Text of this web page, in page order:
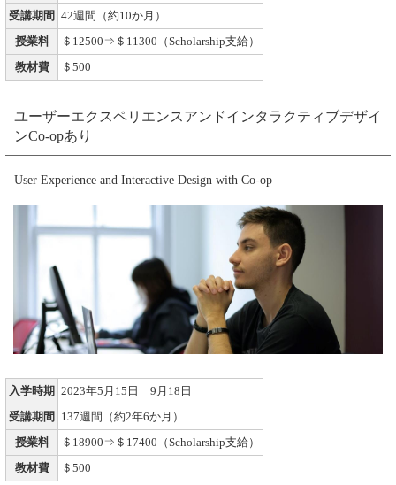
受講期間 42週間（約10か月）
授業料 ＄12500⇒＄11300（Scholarship支給）
教材費 ＄500
ユーザーエクスペリエンスアンドインタラクティブデザイ
ンCo-opあり
User Experience and Interactive Design with Co-op
入学時期 2023年5月15日 9月18日
受講期間 137週間（約2年6か月）
授業料 ＄18900⇒＄17400（Scholarship支給）
教材費 ＄500